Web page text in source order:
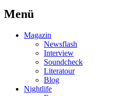
Menü
Magazin
Newsflash
Interview
Soundcheck
Literatour
Blog
Nightlife